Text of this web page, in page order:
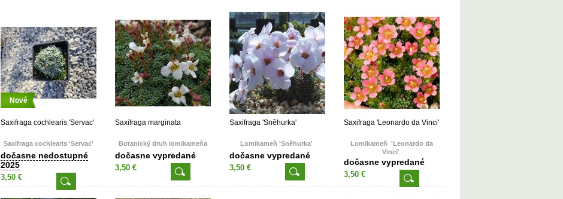
Nové
Saxifraga cochlearis 'Servac'
Saxifraga cochlearis 'Servac'
dočasne nedostupné
2025
3,50 €
Saxifraga marginata
Botanický druh lomikameňa
dočasne vypredané
3,50 €
Saxifraga 'Sněhurka'
Lomikameň 'Sněhurka'
dočasne vypredané
3,50 €
Saxifraga 'Leonardo da Vinci'
Lomikameň 'Leonardo da
Vinci'
dočasne vypredané
3,50 €